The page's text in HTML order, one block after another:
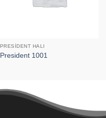
PRESIDENT HALI
President 1001